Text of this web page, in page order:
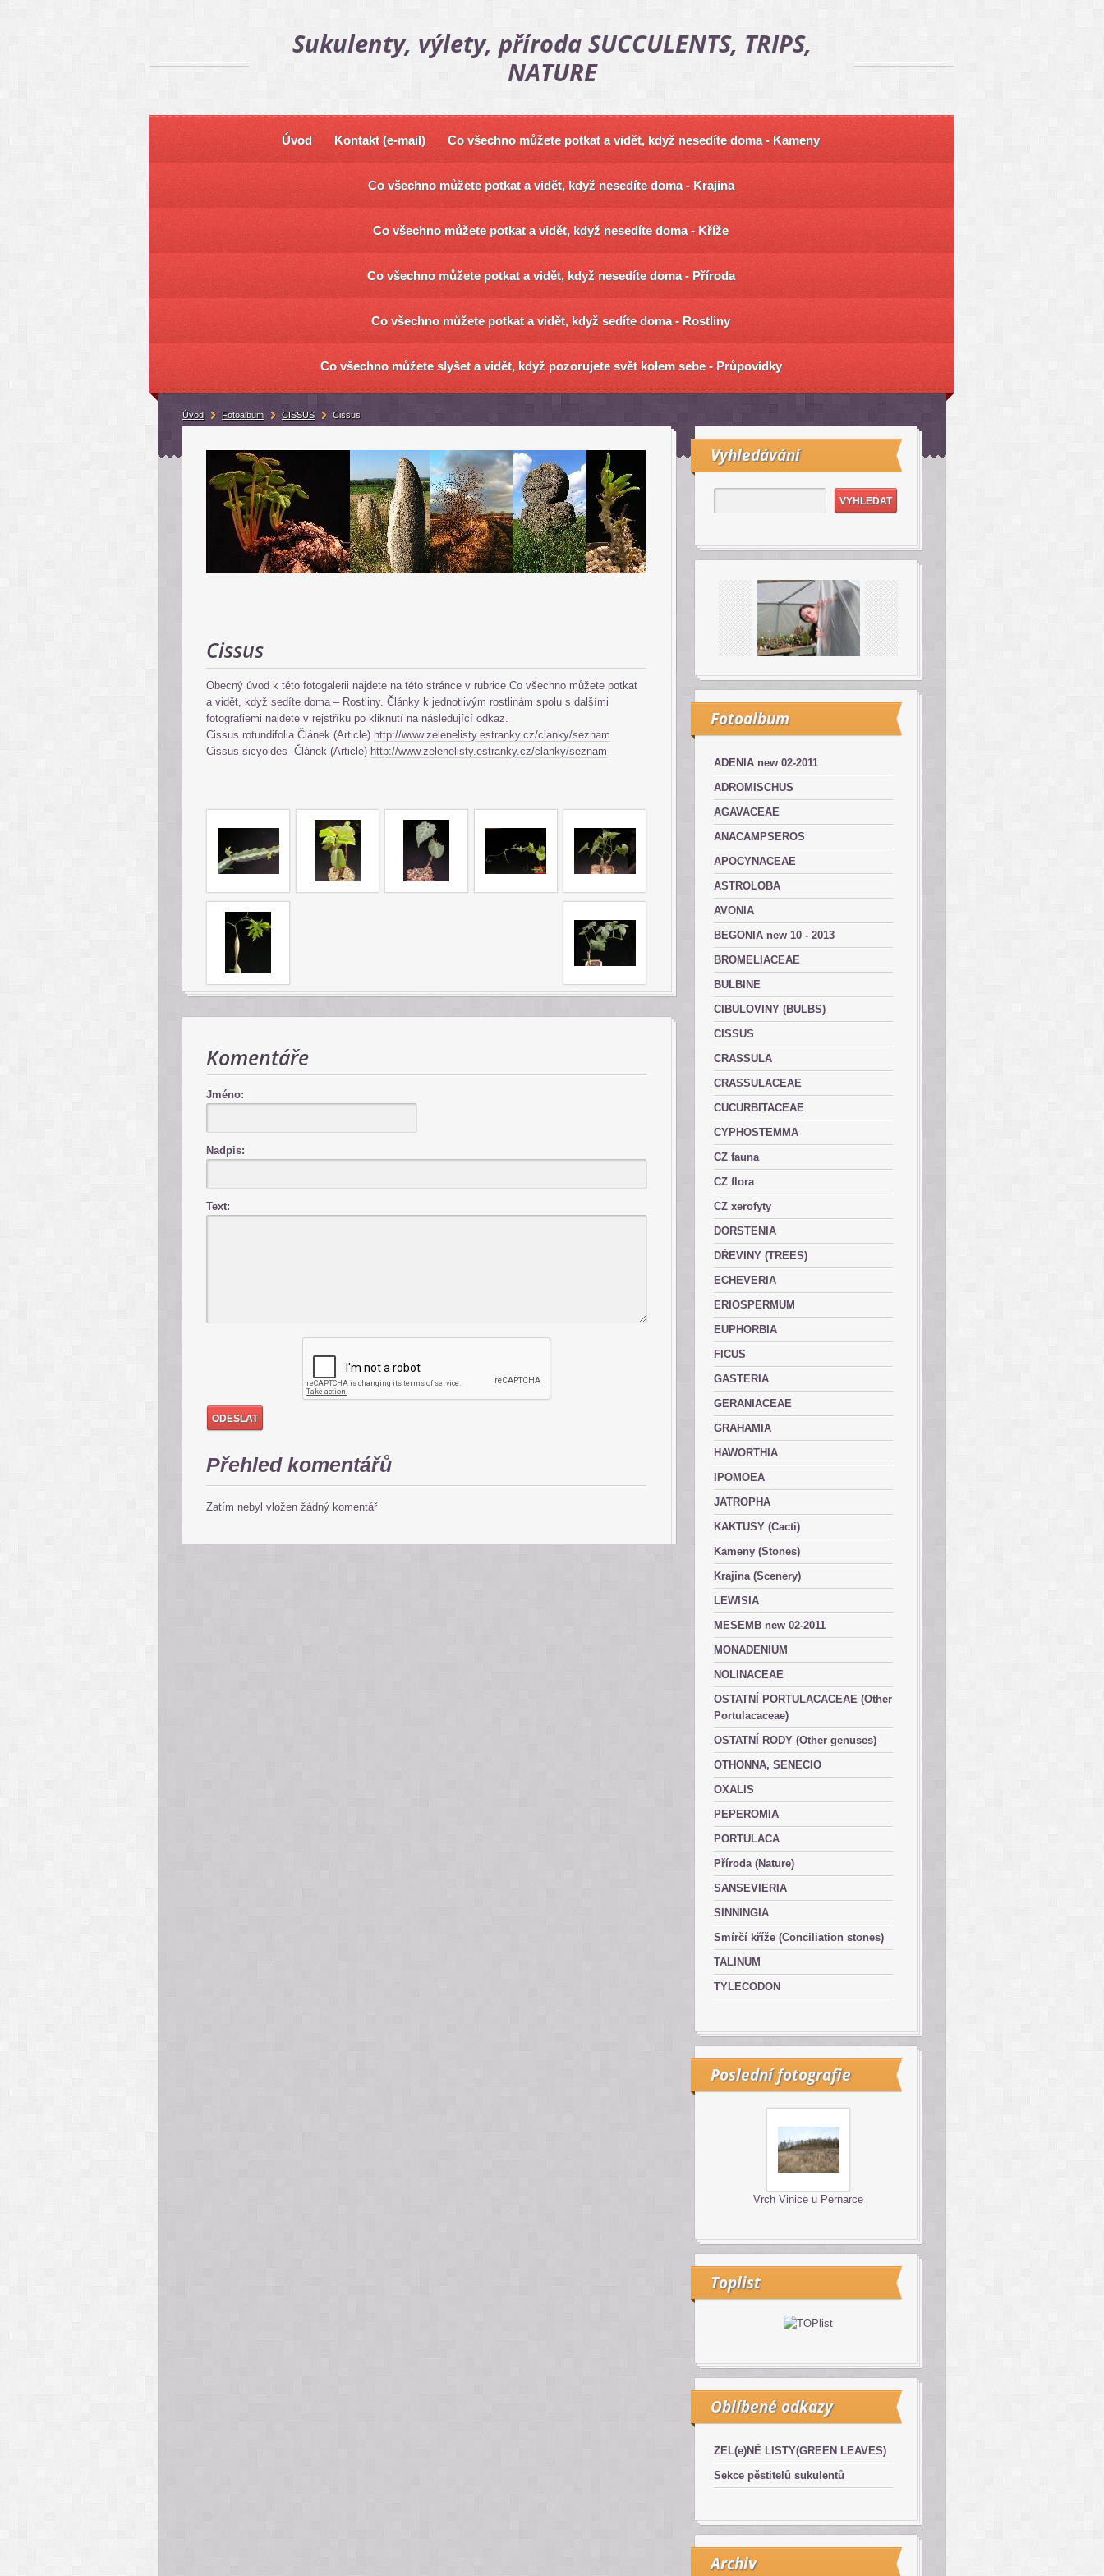
Sukulenty, výlety, příroda SUCCULENTS, TRIPS,
NATURE
Úvod Kontakt (e-mail) Co všechno můžete potkat a vidět, když nesedíte doma - Kameny
Co všechno můžete potkat a vidět, když nesedíte doma - Krajina
Co všechno můžete potkat a vidět, když nesedíte doma - Kříže
Co všechno můžete potkat a vidět, když nesedíte doma - Příroda
Co všechno můžete potkat a vidět, když sedíte doma - Rostliny
Co všechno můžete slyšet a vidět, když pozorujete svět kolem sebe - Průpovídky
Cissus
Obecný úvod k této fotogalerii najdete na této stránce v rubrice Co všechno můžete potkat
a vidět, když sedíte doma – Rostliny. Články k jednotlivým rostlinám spolu s dalšími
fotografiemi najdete v rejstříku po kliknutí na následující odkaz.
Cissus rotundifolia Článek (Article) http://www.zelenelisty.estranky.cz/clanky/seznam
Cissus sicyoides Článek (Article) http://www.zelenelisty.estranky.cz/clanky/seznam
Komentáře
Jméno:
Nadpis:
Text:
Přehled komentářů
Zatím nebyl vložen žádný komentář
Vyhledávání
Fotoalbum
ADENIA new 02-2011
ADROMISCHUS
AGAVACEAE
ANACAMPSEROS
APOCYNACEAE
ASTROLOBA
AVONIA
BEGONIA new 10 - 2013
BROMELIACEAE
BULBINE
CIBULOVINY (BULBS)
CISSUS
CRASSULA
CRASSULACEAE
CUCURBITACEAE
CYPHOSTEMMA
CZ fauna
CZ flora
CZ xerofyty
DORSTENIA
DŘEVINY (TREES)
ECHEVERIA
ERIOSPERMUM
EUPHORBIA
FICUS
GASTERIA
GERANIACEAE
GRAHAMIA
HAWORTHIA
IPOMOEA
JATROPHA
KAKTUSY (Cacti)
Kameny (Stones)
Krajina (Scenery)
LEWISIA
MESEMB new 02-2011
MONADENIUM
NOLINACEAE
OSTATNÍ PORTULACACEAE (Other
Portulacaceae)
OSTATNÍ RODY (Other genuses)
OTHONNA, SENECIO
OXALIS
PEPEROMIA
PORTULACA
Příroda (Nature)
SANSEVIERIA
SINNINGIA
Smírčí kříže (Conciliation stones)
TALINUM
TYLECODON
Poslední fotografie
Vrch Vinice u Pernarce
Toplist
Oblíbené odkazy
ZEL(e)NÉ LISTY(GREEN LEAVES)
Sekce pěstitelů sukulentů
Archiv
Úvod Fotoalbum CISSUS Cissus